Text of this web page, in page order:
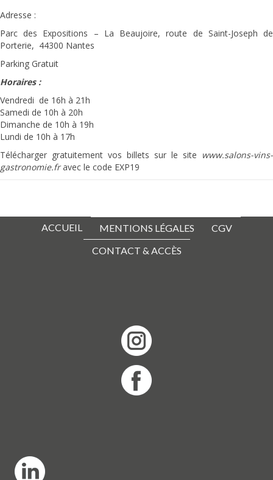
Adresse :
Parc des Expositions – La Beaujoire, route de Saint-Joseph de
Porterie, 44300 Nantes
Parking Gratuit
Horaires :
Vendredi de 16h à 21h
Samedi de 10h à 20h
Dimanche de 10h à 19h
Lundi de 10h à 17h
Télécharger gratuitement vos billets sur le site www.salons-vins-
gastronomie.fravec le code EXP19
ACCUEIL MENTIONS LÉGALES
CGV
CONTACT & ACCÈS